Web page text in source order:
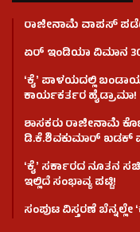
ರಾಜೀನಾಮೆ ವಾಪಸ್
ಏರ್ ಇಂಡಿಯಾ ವಿಮಾನ
ʻಕೈʼ​ ಪಾಳಯದಲ್ಲಿ
ಕಾರ್ಯಕರ್ತರ ಹೈಡ್ರಾಮಾ!
ಶಾಸಕರು ರಾಜೀನಾಮೆ
ಡಿ.ಕೆ.ಶಿವಕುಮಾರ್ ಖಡಕ್
ʻಕೈʼ ಸರ್ಕಾರದ ನೂತನ
ಇಲ್ಲಿದೆ ಸಂಭಾವ್ಯ ಪಟ್ಟಿ!
ಸಂಪುಟ ವಿಸ್ತರಣೆ